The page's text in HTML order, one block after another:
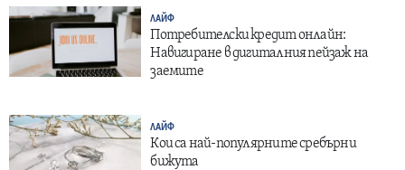
ЛАЙФ
Потребителски кредит онлайн:
Навигиране в дигиталния пейзаж на
заемите
ЛАЙФ
Кои са най-популярните сребърни
бижута